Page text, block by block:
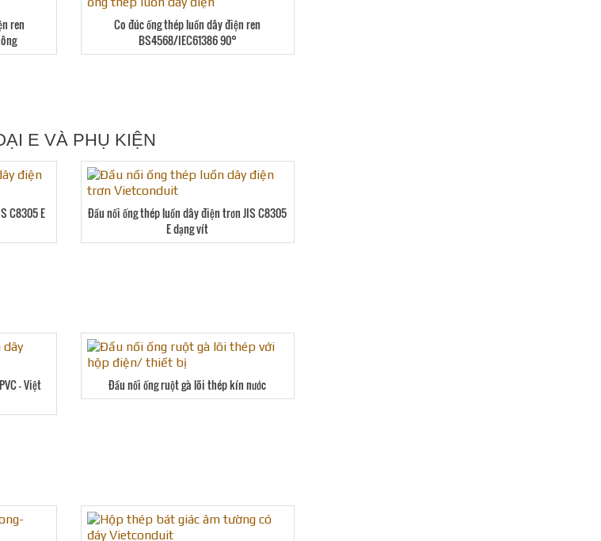
ren
Co đúc ống thép luồn dây điện ren
BS4568/IEC61386 90°
E VÀ PHỤ KIỆN
C8305 E
Đầu nối ống thép luồn dây điện trơn JIS C8305
E dạng vít
– Việt
Đầu nối ống ruột gà lõi thép kín nước